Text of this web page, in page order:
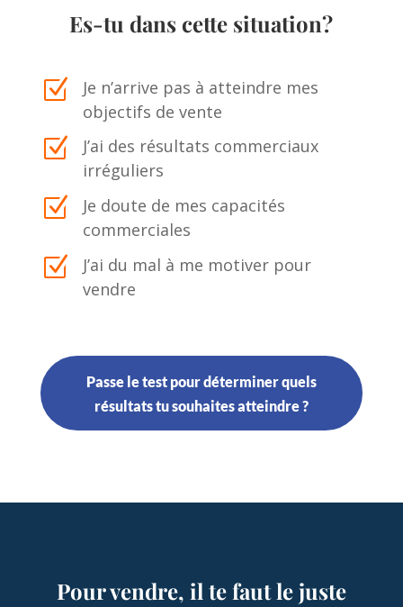
Es-tu dans cette situation?
Z
Je n’arrive pas à atteindre mes
objectifs de vente
Z
J’ai des résultats commerciaux
irréguliers
Z
Je doute de mes capacités
commerciales
Z
J’ai du mal à me motiver pour
vendre
Passe le test pour déterminer quels
résultats tu souhaites atteindre ?
Pour vendre, il te faut le juste